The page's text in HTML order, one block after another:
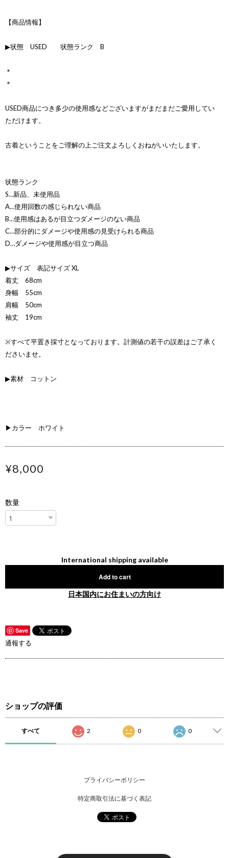
【商品情報】
▶状態 USED 状態ランク B
＊
＊
USED商品につき多少の使用感などございますがまだまだご愛用してい
ただけます。
古着ということをご理解の上ご注文よろしくおねがいいたします。
状態ランク
S…新品、未使用品
A…使用回数の感じられない商品
B…使用感はあるが目立つダメージのない商品
C…部分的にダメージや使用感の見受けられる商品
D…ダメージや使用感が目立つ商品
▶サイズ 表記サイズ XL
着丈 68cm
身幅 55cm
肩幅 50cm
袖丈 19cm
※すべて平置き採寸となっております。計測値の若干の誤差はご了承く
ださいませ。
▶素材 コットン
▶カラー ホワイト
¥8,000
数量
International shipping available
Add to cart
日本国内にお住まいの方向け
Save
通報する
ショップの評価
すべて 2 0 0
プライバシーポリシー
特定商取引法に基づく表記